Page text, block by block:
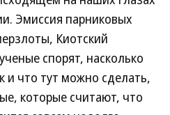
Эмиссия парниковых
Киотский
спорят, насколько
и что тут можно сделать,
которые считают, что